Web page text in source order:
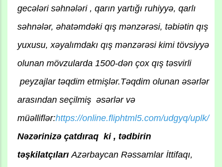
gecələri səhnələri , qarın yartığı ruhiyyə, qarlı
səhnələr, əhatəmdəki qış mənzərəsi, təbiətin qış
yuxusu, xəyalımdakı qış mənzərəsi kimi tövsiyyə
olunan mövzularda 1500-dən çox qış təsvirli
peyzajlar təqdim etmişlər.Təqdim olunan əsərlər
arasından seçilmiş əsərlər və
müəlliflər:https://online.fliphtml5.com/udgyq/uplk/
Nəzərinizə çatdıraq ki , tədbirin
təşkilatçıları Azərbaycan Rəssamlar İttifaqı,